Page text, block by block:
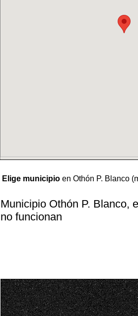
Elige municipio en Othón P. Blanco
Municipio Othón P. Blanco,
no funcionan